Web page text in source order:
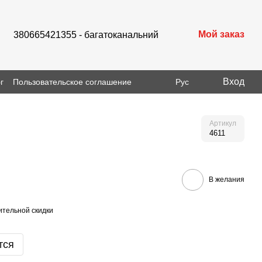
380665421355 - багатоканальний Мой заказ
Пользовательское соглашение Рус Вход
Артикул
4611
В желания
скидки